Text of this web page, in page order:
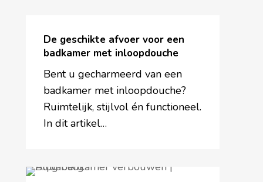
geschikte
afvoer
voor
badkamer
met
inloopdouche
De geschikte afvoer voor een
badkamer met inloopdouche
Bent u gecharmeerd van een
badkamer met inloopdouche?
Ruimtelijk, stijlvol én functioneel.
In dit artikel…
Badkamer